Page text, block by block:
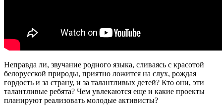
Неправда ли, звучание родного языка, сливаясь с красотой
белорусской природы, приятно ложится на слух, рождая
гордость и за страну, и за талантливых детей? Кто они, эти
талантливые ребята? Чем увлекаются еще и какие проекты
планируют реализовать молодые активисты?